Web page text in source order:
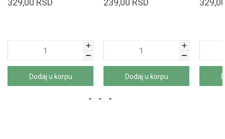
Dodaj u korpu Dodaj u korpu